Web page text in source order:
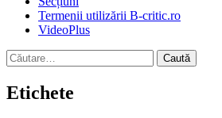
Termenii utilizării B-critic.ro
VideoPlus
Caută
după:
Etichete